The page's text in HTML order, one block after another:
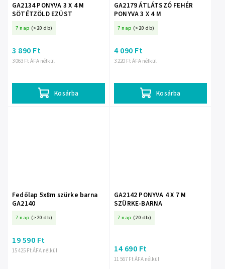
GA2134 PONYVA 3 X 4 M
SÖTÉTZÖLD EZÜST
7 nap (>20 db)
3 063 Ft ÁFA nélkül
3 890 Ft
Kosárba
GA2179 ÁTLÁTSZÓ FEHÉR
PONYVA 3 X 4 M
7 nap (>20 db)
3 220 Ft ÁFA nélkül
4 090 Ft
Kosárba
Fedőlap 5x8m szürke barna
GA2140
7 nap (>20 db)
15 425 Ft ÁFA nélkül
19 590 Ft
GA2142 PONYVA 4 X 7 M
SZÜRKE-BARNA
7 nap (20 db)
11 567 Ft ÁFA nélkül
14 690 Ft